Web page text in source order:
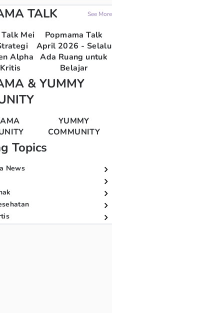
TALK See More
Mei
Alpha
Popmama Talk
April 2026 - Selalu
Ada Ruang untuk
Belajar
& YUMMY
YUMMY
COMMUNITY
Topics
News